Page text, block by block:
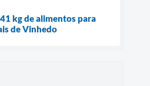
kg de alimentos para
de Vinhedo